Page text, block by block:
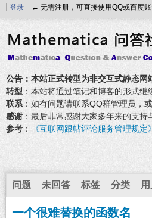
登录 ← 无需注册，可直接使用QQ或百度
公告：本站正式转型为非交互式静态网
转型 ：本站将通过笔记和博客的形式
联系 ：如有问题请联系QQ群管理员，
感谢 ：最后非常感谢大家多年来的支持
参考 ： 《互联网跟帖评论服务管理规定》
问题 未回答 标签 分类
一个很难替换的函数名